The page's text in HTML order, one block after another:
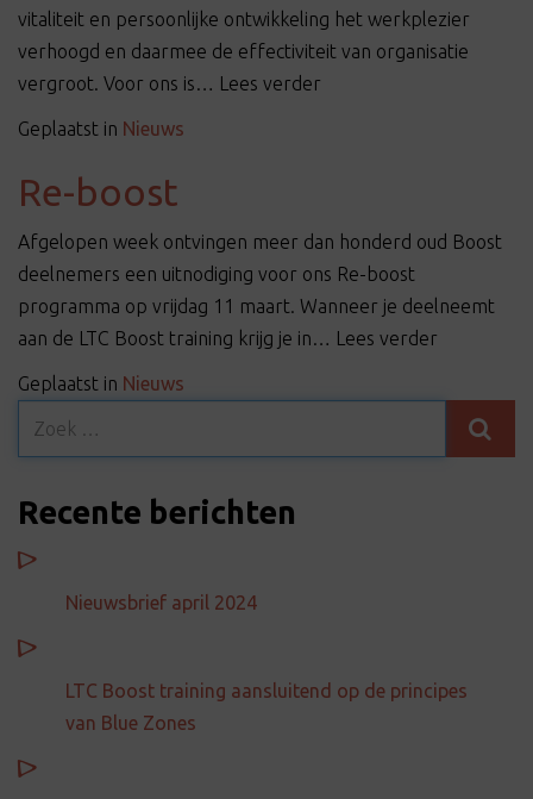
vitaliteit en persoonlijke ontwikkeling het werkplezier
verhoogd en daarmee de effectiviteit van organisatie
vergroot. Voor ons is… Lees verder
Geplaatst in Nieuws
Re-boost
Afgelopen week ontvingen meer dan honderd oud Boost
deelnemers een uitnodiging voor ons Re-boost
programma op vrijdag 11 maart. Wanneer je deelneemt
aan de LTC Boost training krijg je in… Lees verder
Geplaatst in Nieuws
Recente berichten
Nieuwsbrief april 2024
LTC Boost training aansluitend op de principes
van Blue Zones